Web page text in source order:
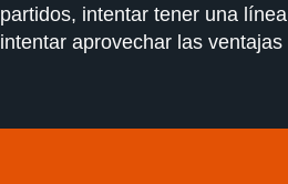
partidos, intentar tener una
intentar aprovechar las